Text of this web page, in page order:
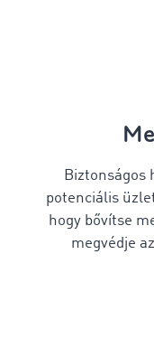
Biztonságos
potenciális
hogy bővítse
megvédje